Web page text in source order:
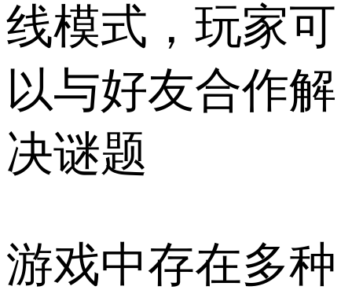
线模式，玩家可
以与好友合作解
决谜题
游戏中存在多种